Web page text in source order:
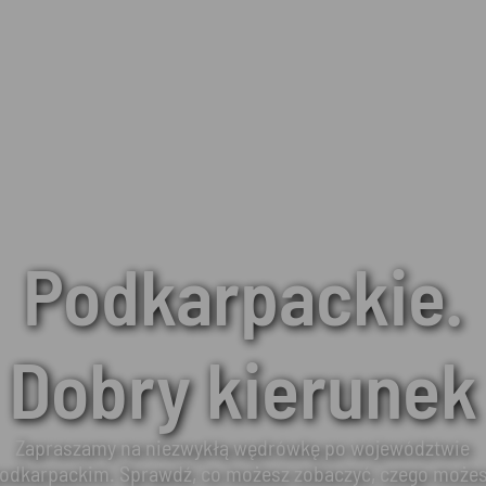
Podkarpackie.
Dobry kierunek
Zapraszamy na niezwykłą wędrówkę po województwie
Sprawdź, co możesz zobaczyć, czego